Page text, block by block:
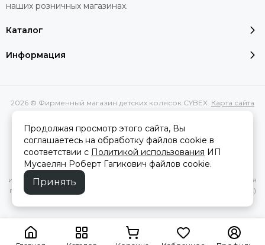
Каталог
Информация
наших розничных магазинах.
2026 © Фирменный магазин детских колясок CYBEX. Карта сайта
Вся представленная на сайте информация, касающаяся
характеристик, стоимости товаров и услуг, носит
информационный характер и ни при каких условиях не является
публичной офертой, определяемой положениями Статьи 437(2)
Продолжая просмотр этого сайта, Вы
соглашаетесь на обработку файлов cookie в
соответствии с Политикой использования ИП
Мусаелян Роберт Гагикович файлов cookie.
Принять